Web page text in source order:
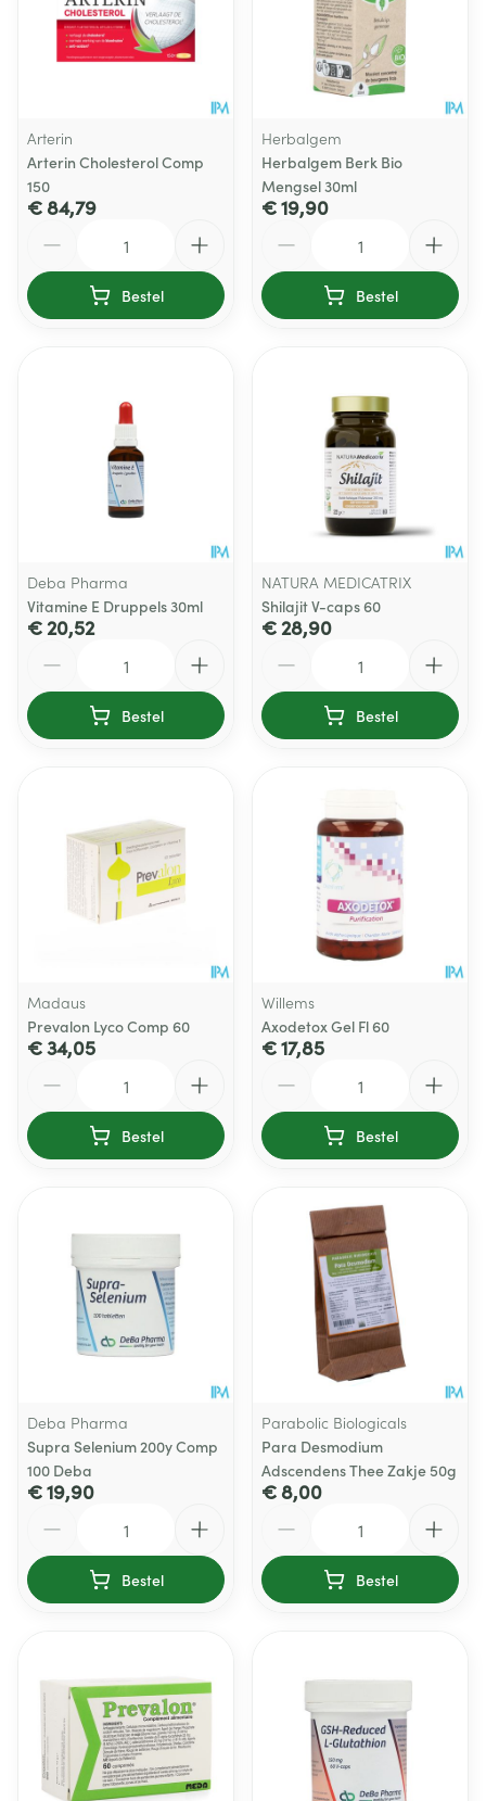
Arterin
Arterin Cholesterol Comp
150
€ 84,79
Bestel
Herbalgem
Herbalgem Berk Bio
Mengsel 30ml
€ 19,90
Bestel
Deba Pharma
Vitamine E Druppels 30ml
€ 20,52
Bestel
NATURA MEDICATRIX
Shilajit V-caps 60
€ 28,90
Bestel
Madaus
Prevalon Lyco Comp 60
€ 34,05
Bestel
Willems
Axodetox Gel Fl 60
€ 17,85
Bestel
Deba Pharma
Supra Selenium 200y Comp
100 Deba
€ 19,90
Bestel
Parabolic Biologicals
Para Desmodium
Adscendens Thee Zakje 50g
€ 8,00
Bestel